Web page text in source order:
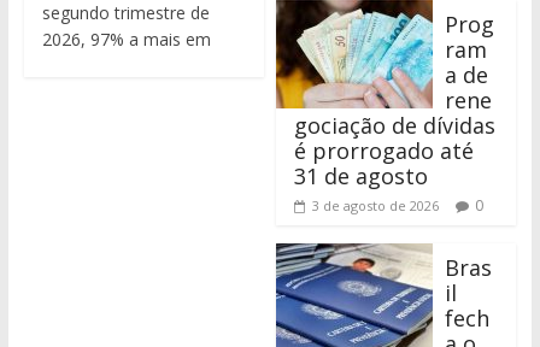
segundo trimestre de
2026, 97% a mais em
Prog
ram
a de
rene
gociação de dívidas
é prorrogado até
31 de agosto
3 de agosto de 2026 0
Bras
il
fech